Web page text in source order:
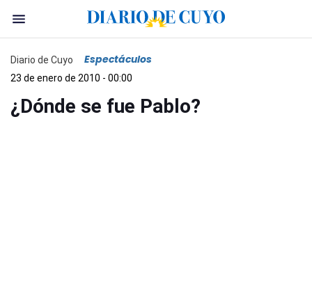
Diario de Cuyo Espectáculos
23 de enero de 2010 - 00:00
¿Dónde se fue Pablo?